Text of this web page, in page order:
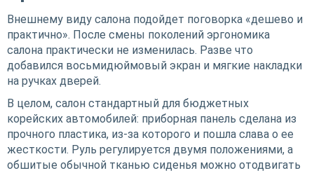
Внешнему виду салона подойдет поговорка «дешево и
практично». После смены поколений эргономика
салона практически не изменилась. Разве что
добавился восьмидюймовый экран и мягкие накладки
на ручках дверей.
В целом, салон стандартный для бюджетных
корейских автомобилей: приборная панель сделана из
прочного пластика, из-за которого и пошла слава о ее
жесткости. Руль регулируется двумя положениями, а
обшитые обычной тканью сиденья можно отодвигать